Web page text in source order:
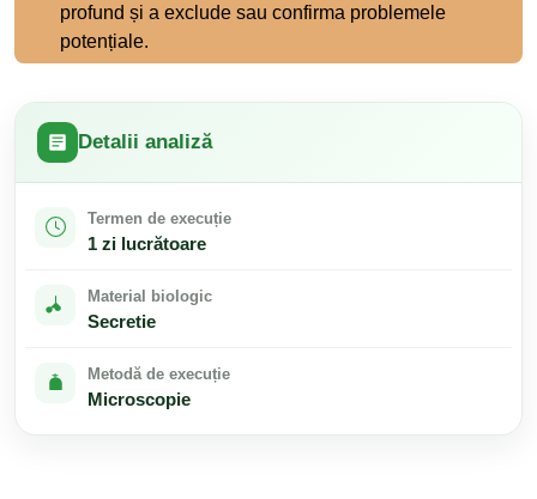
profund și a exclude sau confirma problemele
potențiale.
Detalii analiză
Termen de execuție
1 zi lucrătoare
Material biologic
Secretie
Metodă de execuție
Microscopie